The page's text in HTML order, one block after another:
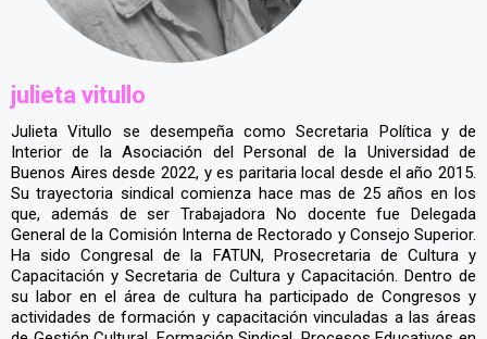
julieta vitullo
Julieta Vitullo se desempeña como Secretaria Política y de
Interior de la Asociación del Personal de la Universidad de
Buenos Aires desde 2022, y es paritaria local desde el año 2015.
Su trayectoria sindical comienza hace mas de 25 años en los
que, además de ser Trabajadora No docente fue Delegada
General de la Comisión Interna de Rectorado y Consejo Superior.
Ha sido Congresal de la FATUN, Prosecretaria de Cultura y
Capacitación y Secretaria de Cultura y Capacitación. Dentro de
su labor en el área de cultura ha participado de Congresos y
actividades de formación y capacitación vinculadas a las áreas